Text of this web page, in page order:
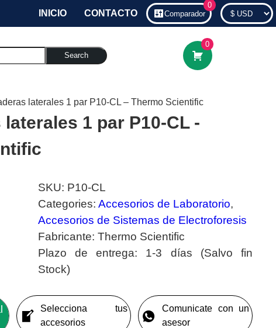
INICIO CONTACTO
0
Comparador
Search
0
laterales 1 par P10-CL – Thermo Scientific
1 par P10-CL -
SKU: P10-CL
Categories: Accesorios de Laboratorio,
Accesorios de Sistemas de Electroforesis
Fabricante: Thermo Scientific
Plazo de entrega: 1-3 días (Salvo fin
Stock)
Selecciona tus
accesorios
Comunicate con un
asesor